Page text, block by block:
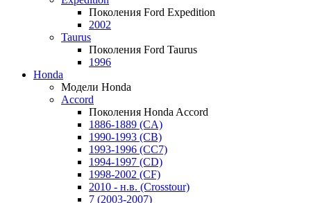
Поколения Ford Expedition
2002
Taurus
Поколения Ford Taurus
1996
Honda
Модели Honda
Accord
Поколения Honda Accord
1886-1889 (CA)
1990-1993 (CB)
1993-1996 (CC7)
1994-1997 (CD)
1998-2002 (CF)
2010 - н.в. (Crosstour)
7 (2003-2007)